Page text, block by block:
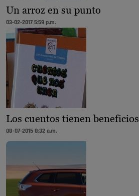
Un arroz en su punto
03-02-2017 5:59 p.m.
Los cuentos tienen beneficios
08-07-2015 8:32 a.m.